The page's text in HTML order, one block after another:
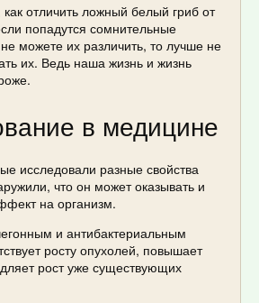
отличить ложный белый гриб от
попадутся сомнительные
можете их различить, то лучше не
их. Ведь наша жизнь и жизнь
в медицине
исследовали разные свойства
что он может оказывать и
на организм.
и антибактериальным
росту опухолей, повышает
рост уже существующих